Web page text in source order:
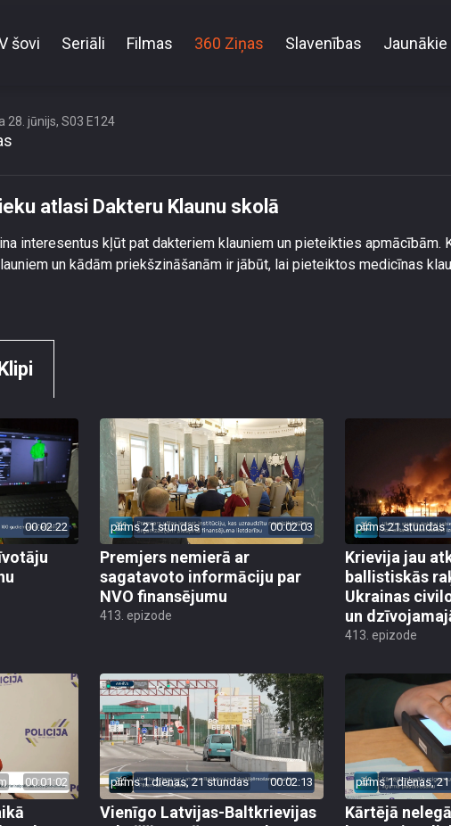
šovi Seriāli Filmas 360 Ziņas Slavenības Jaunākie
28. jūnijs, S03 E124
atlasi Dakteru Klaunu skolā
interesentus kļūt pat dakteriem klauniem un pieteikties apmācībām.
un kādām priekšzināšanām ir jābūt, lai pieteiktos medicīnas
00:02:22 pirms 21 stundas 00:02:03
Premjers nemierā ar
sagatavoto informāciju par
NVO finansējumu
413. epizode
pirms 21 stundas
Krievija jau
ballistiskās
Ukrainas
un
413. epizode
00:01:02 pirms 1 dienas, 21 stundas 00:02:13
Vienīgo Latvijas-Baltkrievijas
pirms 1 dienas,
Kārtējā